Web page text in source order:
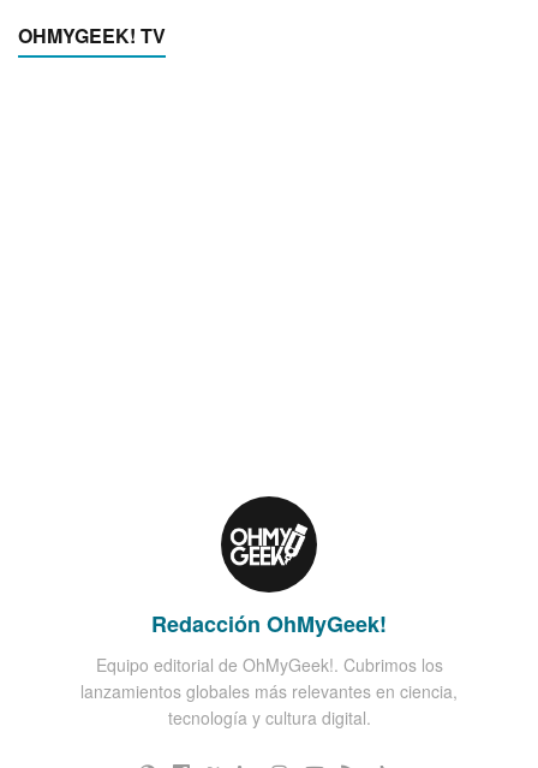
OHMYGEEK! TV
Redacción OhMyGeek!
Equipo editorial de OhMyGeek!. Cubrimos los
lanzamientos globales más relevantes en ciencia,
tecnología y cultura digital.